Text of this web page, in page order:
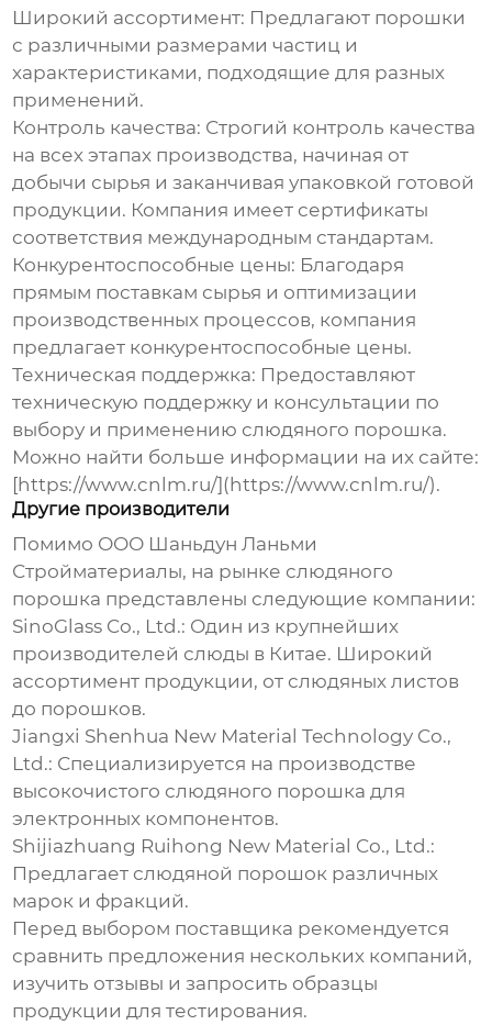
Широкий ассортимент: Предлагают порошки
с различными размерами частиц и
характеристиками, подходящие для разных
применений.
Контроль качества: Строгий контроль качества
на всех этапах производства, начиная от
добычи сырья и заканчивая упаковкой готовой
продукции. Компания имеет сертификаты
соответствия международным стандартам.
Конкурентоспособные цены: Благодаря
прямым поставкам сырья и оптимизации
производственных процессов, компания
предлагает конкурентоспособные цены.
Техническая поддержка: Предоставляют
техническую поддержку и консультации по
выбору и применению слюдяного порошка.
Можно найти больше информации на их сайте:
[https://www.cnlm.ru/](https://www.cnlm.ru/).
Другие производители
Помимо ООО Шаньдун Ланьми
Стройматериалы, на рынке слюдяного
порошка представлены следующие компании:
SinoGlass Co., Ltd.: Один из крупнейших
производителей слюды в Китае. Широкий
ассортимент продукции, от слюдяных листов
до порошков.
Jiangxi Shenhua New Material Technology Co.,
Ltd.: Специализируется на производстве
высокочистого слюдяного порошка для
электронных компонентов.
Shijiazhuang Ruihong New Material Co., Ltd.:
Предлагает слюдяной порошок различных
марок и фракций.
Перед выбором поставщика рекомендуется
сравнить предложения нескольких компаний,
изучить отзывы и запросить образцы
продукции для тестирования.